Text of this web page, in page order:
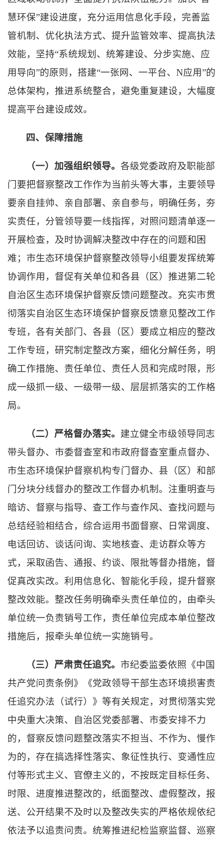
慧环保”建设进度，充分运用信息化手段，完善监
管机制、优化执法方式、提升监管效率、提高执法
效能，坚持“系统规划、统筹建设、分步实施、应
用导向”的原则，搭建“一张网、一平台、N应用”的
总体架构，推进系统整合，避免重复建设，大幅度
提高平台建设成效。
四、保障措施
（一）加强组织领导。各级党委政府及职能部
门要把督察整改工作作为当前头等大事，主要领导
要亲自挂帅、亲自部署、亲自参与，明确任务，夯
实责任，分管领导要一线指挥，对照问题清单逐一
开展检查，及时协调解决整改中存在的问题和困
难；市生态环境保护督察整改领导小组要发挥统筹
协调作用，督促有关单位和各县（区）推进第二轮
自治区生态环境保护督察反馈问题整改。充实市贯
彻落实自治区生态环境保护督察反馈意见整改工作
专班，各有关部门、各县（区）要成立相应的整改
工作专班，研究制定整改方案，细化分解任务，明
确工作措施、责任单位、责任人员和完成时限，形
成一级抓一级、一级带一级、层层抓落实的工作格
局。
（二）严格督办落实。 建立健全市级领导同志
带头督办、市委督查室和市政府督查室重点督办、
市生态环境保护督察机构专门督办、县（区）和部
门分块分线督办的整改工作督办机制。注重明查与
暗访、督察与指导、查工作与查作风、查找问题与
总结经验相结合，综合运用书面督察、日常调度、
电话回访、谈话问询、实地核查、走访群众等方
式，采取函告、通报、约谈、限批等督办措施，督
促真改实改。利用信息化、智能化手段，提升督察
整改效能。整改任务明确牵头责任单位的，由牵头
单位统一负责销号工作，责任单位完成本单位整改
措施后，报牵头单位统一实施销号。
（三）严肃责任追究。 市纪委监委依照《中国
共产党问责条例》《党政领导干部生态环境损害责
任追究办法（试行）》等有关规定，对贯彻落实党
中央重大决策、自治区党委部署、市委安排不力
的，督察反馈问题整改落实不担当、不作为、慢作
为的，存在搞选择性落实、象征性执行、变通性应
付等形式主义、官僚主义的，不按既定目标任务、
时限、进度推进整改的，纸面整改、虚假整改，报
送、公开结果不及时以及整改失实的严格依规依纪
依法予以追责问责。统筹推进纪检监察监督、巡察